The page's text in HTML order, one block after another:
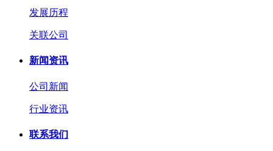
发展历程
关联公司
新闻资讯
公司新闻
行业资讯
联系我们